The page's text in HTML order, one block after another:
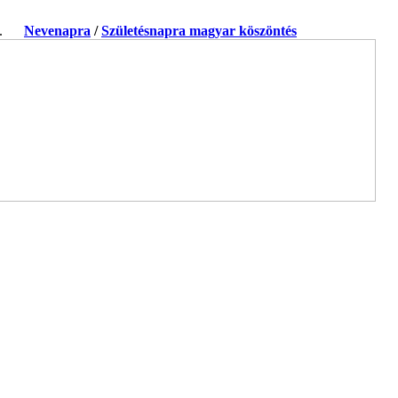
Nevenapra /Születésnapra magyar köszöntés